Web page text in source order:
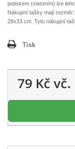
potiskem (vlastním) lze
Nákupní tašky mají
28x33 cm. Tyto nákupní
Tisk
79 Kčvč.